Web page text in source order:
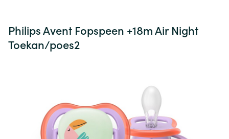
Philips Avent Fopspeen +18m Air Night
Toekan/poes2